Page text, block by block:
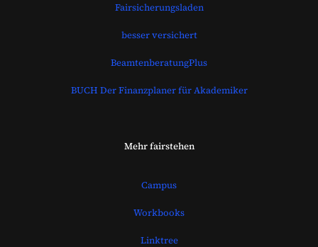
Fairsicherungsladen
besser versichert
BeamtenberatungPlus
BUCH Der Finanzplaner für Akademiker
Mehr fairstehen
Campus
Workbooks
Linktree